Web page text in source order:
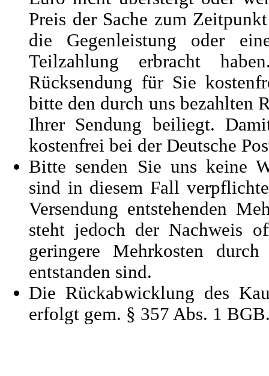
Preis der Sache zum
die Gegenleistung oder
Teilzahlung erbracht
Rücksendung für Sie
bitte den durch uns bezahlten
Ihrer Sendung beiliegt.
kostenfrei bei der Deutsche
Bitte senden Sie uns keine
sind in diesem Fall
Versendung entstehenden
steht jedoch der Nachweis
geringere Mehrkosten
entstanden sind.
Die Rückabwicklung des
erfolgt gem. § 357 Abs. 1